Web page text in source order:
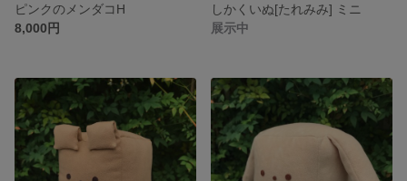
ピンクのメンダコH
8,000円
しかくいぬ[たれみみ] ミニ
展示中